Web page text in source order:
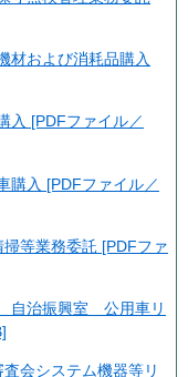
材および消耗品購入
入 [PDFファイル／
購入 [PDFファイル／
等業務委託 [PDFファ
治振興室 公用車リ
会システム機器等リ